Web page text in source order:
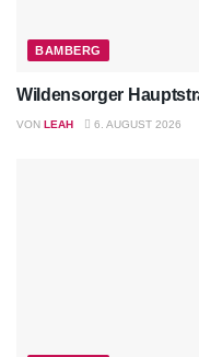
BAMBERG
Wildensorger
VON LEAH 6. AUGUST 2026